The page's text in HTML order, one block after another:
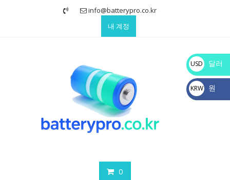
info@batterypro.co.kr
내 계정
0
USD
$
달러
KRW
₩
원